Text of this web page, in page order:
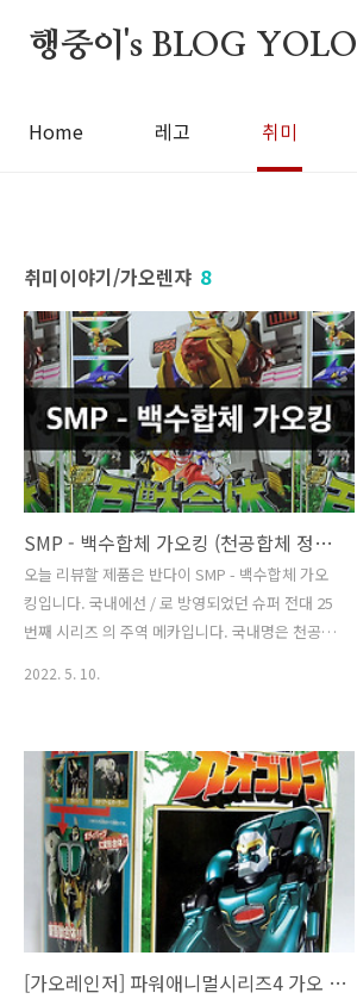
행중이's BLOG YOLO
Home 레고 취미
취미이야기/가오렌쟈 8
SMP - 백수합체 가오킹 (천공합체 정글킹)
오늘 리뷰할 제품은 반다이 SMP - 백수합체 가오
킹입니다. 국내에선 / 로 방영되었던 슈퍼 전대 25
번째 시리즈 의 주역 메카입니다. 국내명은 천공
스로 나누어져 들어있고, 가오 라이온 & 가오 이글
/ 가오 샤크 & 가오 타이거 / 가오 바이슨 순으로
들어 있습니다. 박스 아트. 슈퍼미니프라 시리즈와
동일하게 기존 DX 박스 아트를 그대로 복원한 모
습입니다. 깔끔하니 멋집니다. 다섯 마리의 파워
애니멀! 가오 라이온 / 정글 라이온 가오킹의 가슴
을 담당하는 사자 형태의 메카입니다. 이빨과 은색
부분을 도색해 주었습니다. 가오 이글 / 정글 이글
가오..
2022. 5. 10.
[가오레인저] 파워애니멀시리즈4 가오 고릴라 & DX 백수합체 가오 머슬